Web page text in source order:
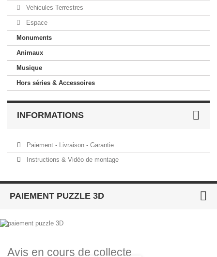
Vehicules Terrestres
Espace
Monuments
Animaux
Musique
Hors séries & Accessoires
INFORMATIONS
Paiement - Livraison - Garantie
Instructions & Vidéo de montage
PAIEMENT PUZZLE 3D
Avis en cours de collecte